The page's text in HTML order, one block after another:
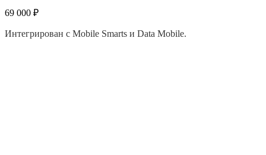
69 000 ₽
Интегрирован с Mobile Smarts и Data Mobile.